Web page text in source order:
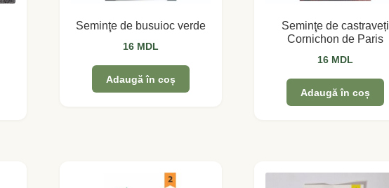
Seminţe de busuioc verde
16 MDL
Adaugă în coș
Seminţe de castraveți
Cornichon de Paris
16 MDL
Adaugă în coș